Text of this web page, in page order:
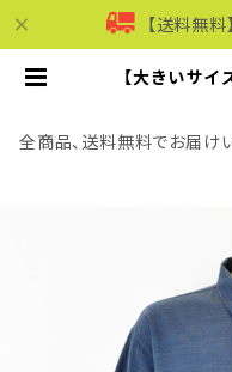
【送料無
【大きいサ
ズ ネイビー |
インショップ
全商品、送料無料でお届けい